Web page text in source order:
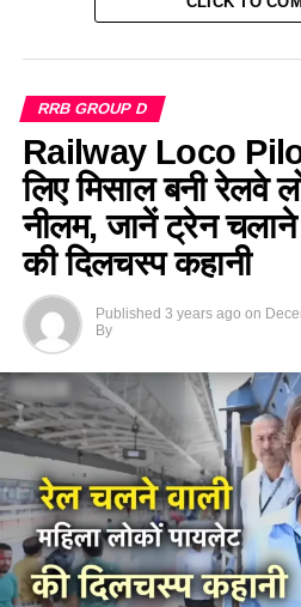
RRB GROUP D
Railway Loco
लिए मिसाल बनी रेलवे
नीलम, जानें ट्रेन चलाने
की दिलचस्प कहानी
Published 3 years ago on
By